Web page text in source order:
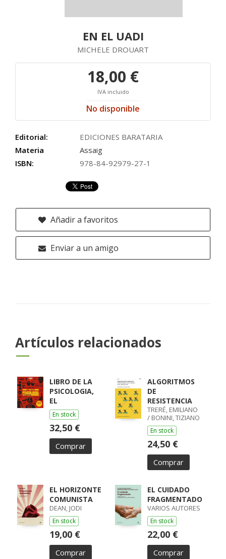
EN EL UADI
MICHELE DROUART
18,00 €
IVA incluido
No disponible
Editorial:
EDICIONES BARATARIA
Materia
Assaig
ISBN:
978-84-92979-27-1
Añadir a favoritos
Enviar a un amigo
Artículos relacionados
LIBRO DE LA
PSICOLOGIA,
EL
En stock
32,50 €
Comprar
ALGORITMOS
DE
RESISTENCIA
TRERÉ, EMILIANO
/ BONINI, TIZIANO
En stock
24,50 €
Comprar
EL HORIZONTE
COMUNISTA
DEAN, JODI
En stock
19,00 €
Comprar
EL CUIDADO
FRAGMENTADO
VARIOS AUTORES
En stock
22,00 €
Comprar